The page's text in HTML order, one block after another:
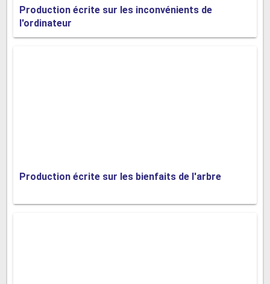
Production écrite sur les inconvénients de
l'ordinateur
Production écrite sur les bienfaits de l'arbre